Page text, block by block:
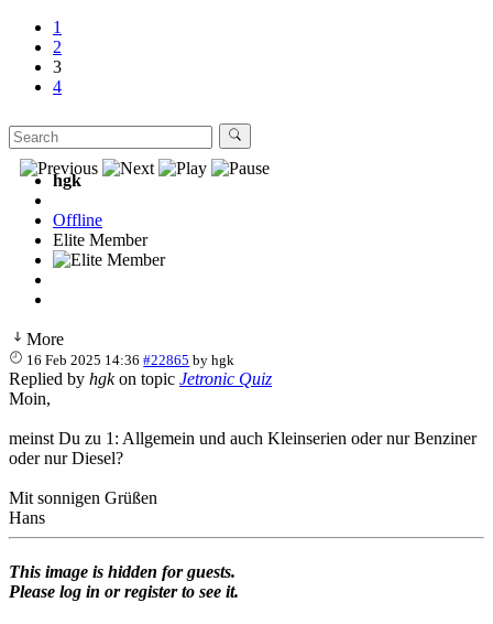
1
2
3
4
hgk
Offline
Elite Member
More
16 Feb 2025 14:36 #22865 byhgk
Replied by hgkon topic Jetronic Quiz
Moin,
meinst Du zu 1: Allgemein und auch Kleinserien oder nur Benziner
oder nur Diesel?
Mit sonnigen Grüßen
Hans
This image is hidden for guests.
Please log in or register to see it.